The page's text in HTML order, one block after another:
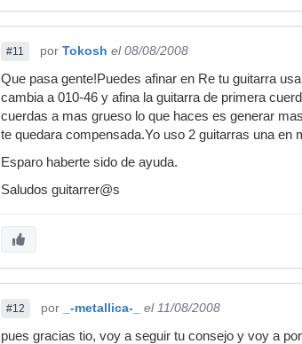
#11 por Tokosh el 08/08/2008
Que pasa gente!Puedes afinar en Re tu guitarra
cambia a 010-46 y afina la guitarra de primera
cuerdas a mas grueso lo que haces es generar
te quedara compensada.Yo uso 2 guitarras una en
Esparo haberte sido de ayuda.
Saludos guitarrer@s
#12 por _-metallica-_
el 11/08/2008
pues gracias tio, voy a seguir tu consejo y voy a